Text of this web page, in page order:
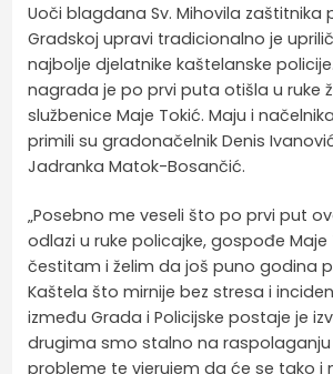
Uoči blagdana Sv. Mihovila zaštitnika
Gradskoj upravi tradicionalno je
najbolje djelatnike kaštelanske
nagrada je po prvi puta otišla u ruke
službenice Maje Tokić. Maju i
primili su gradonačelnik Denis
Jadranka Matok-Bosančić.
„Posebno me veseli što po prvi put
odlazi u ruke policajke, gospođe Maje
čestitam i želim da još puno godina
Kaštela što mirnije bez stresa i
između Grada i Policijske postaje je
drugima smo stalno na raspolaganju
probleme te vjerujem da će se tako i